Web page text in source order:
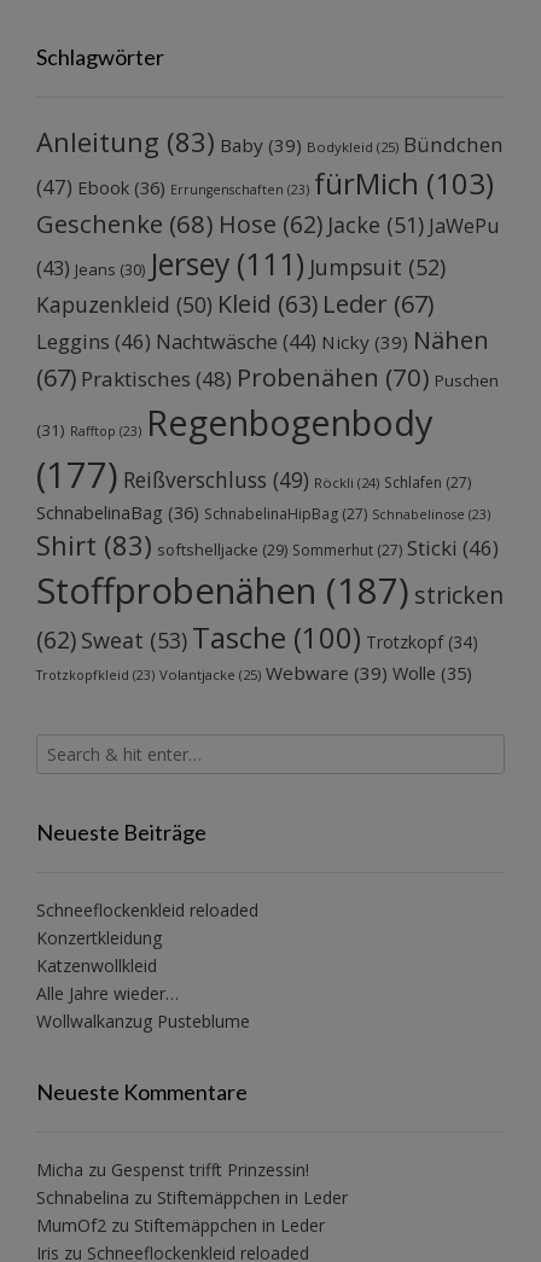
Schlagwörter
Anleitung (83) Baby (39) Bodykleid (25) Bündchen
(47) Ebook (36) Errungenschaften (23) fürMich (103)
Geschenke (68) Hose (62) Jacke (51) JaWePu
(43) Jeans (30) Jersey (111) Jumpsuit (52)
Kapuzenkleid (50) Kleid (63) Leder (67)
Leggins (46) Nachtwäsche (44) Nicky (39) Nähen
(67) Praktisches (48) Probenähen (70) Puschen
(31) Rafftop (23) Regenbogenbody
(177) Reißverschluss (49) Röckli (24) Schlafen (27)
SchnabelinaBag (36) SchnabelinaHipBag (27) Schnabelinose (23)
Shirt (83) softshelljacke (29) Sommerhut (27) Sticki (46)
Stoffprobenähen (187) stricken
(62) Sweat (53) Tasche (100) Trotzkopf(34)
Trotzkopfkleid (23) Volantjacke (25) Webware (39) Wolle (35)
Neueste Beiträge
Schneeflockenkleid reloaded
Konzertkleidung
Katzenwollkleid
Alle Jahre wieder…
Wollwalkanzug Pusteblume
Neueste Kommentare
Micha zu Gespenst trifft Prinzessin!
Schnabelina zu Stiftemäppchen in Leder
MumOf2 zu Stiftemäppchen in Leder
Iris zu Schneeflockenkleid reloaded